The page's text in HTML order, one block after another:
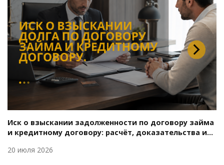
Иск о взыскании задолженности по договору займа
и кредитному договору: расчёт, доказательства и
20 июля 2026